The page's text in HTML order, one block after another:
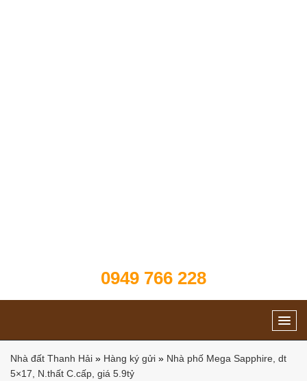
0949 766 228
Nhà đất Thanh Hải » Hàng ký gửi » Nhà phố Mega Sapphire, dt
5×17, N.thất C.cấp, giá 5.9tỷ